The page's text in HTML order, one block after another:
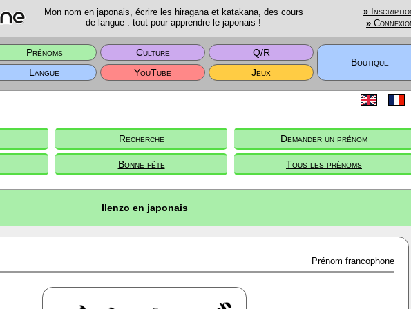
Mon nom en japonais, écrire les hiragana et katakana, des cours
de langue : tout pour apprendre le japonais !
»
»
Prénoms Culture
Q/R
Boutique
Langue YouTube Jeux
Recherche Demander un prénom
Bonne fête Tous les prénoms
Ilenzo en japonais
Prénom francophone